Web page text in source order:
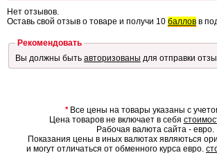
Нет отзывов.
Оставь свой отзыв о товаре и получи 10 баллов в
Рекомендовать
Вы должны быть авторизованы для отправки
*Все цены на товары указаны с
Цена товаров не включает в себя
Рабочая валюта сайта - евро.
Показания цены в иных валютах являються
и могут отличаться от обменного курса евро.